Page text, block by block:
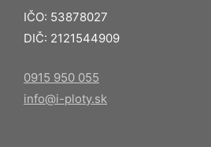
IČO: 53878027
DIČ: 2121544909
0915 950 055
info@i-ploty.sk